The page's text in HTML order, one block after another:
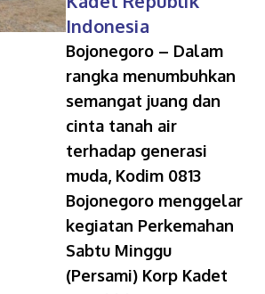
Indonesia
Bojonegoro – Dalam
rangka menumbuhkan
semangat juang dan
cinta tanah air
terhadap generasi
muda, Kodim 0813
Bojonegoro menggelar
kegiatan Perkemahan
Sabtu Minggu
(Persami) Korp Kadet